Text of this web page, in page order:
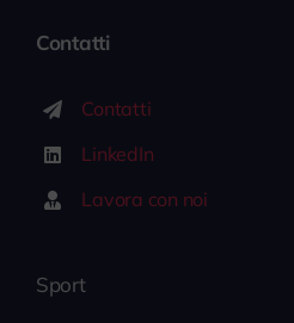
Contatti
Contatti
LinkedIn
Lavora con noi
Sport